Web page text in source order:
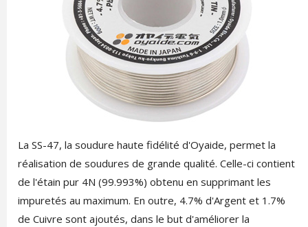
La SS-47, la soudure haute fidélité d'Oyaide, permet la
réalisation de soudures de grande qualité. Celle-ci contient
de l'étain pur 4N (99.993%) obtenu en supprimant les
impuretés au maximum. En outre, 4.7% d'Argent et 1.7%
de Cuivre sont ajoutés, dans le but d'améliorer la